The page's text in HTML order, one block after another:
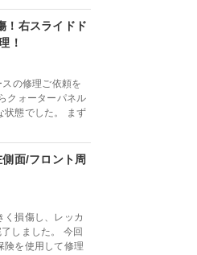
！右スライドド
！
の修理ご依頼を
クォーターパネル
状態でした。 まず
面/フロント周
損傷し、レッカ
しました。 今回
険を使用して修理